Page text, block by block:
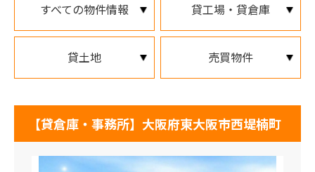
すべての物件情報 貸工場・貸倉庫
貸土地 売買物件
【貸倉庫・事務所】大阪府東大阪市西堤楠町